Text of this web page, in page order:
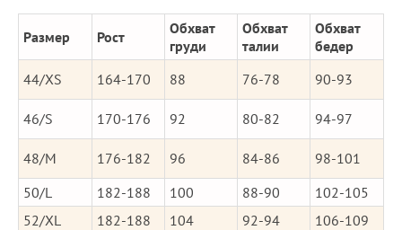
Размер Рост
Обхват
груди
Обхват
талии
Обхват
бедер
44/XS
164-170 88 76-78 90-93
46/S 170-176 92 80-82 94-97
48/M 176-182 96 84-86
98-101
50/L
182-188 100 88-90
102-105
52/XL
182-188 104 92-94
106-109